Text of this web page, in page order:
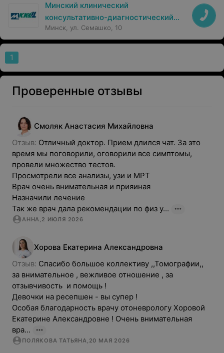
Минский клинический
консультативно-диагностический
центр
Минск, ул. Семашко, 10
1
Проверенные отзывы
Смоляк Анастасия Михайловна
Отзыв: Отличный доктор. Прием длился чат. За это
время мы поговорили, оговорили все симптомы,
провели множество тестов.
Просмотрели все анализы, узи и МРТ
Врач очень внимательная и прияиная
Назначили лечение
Так же врач дала рекомендации по физ у...
АННА, 2 ИЮЛЯ 2026
Хорова Екатерина Александровна
Отзыв: Спасибо большое коллективу ,,Томографии,,
за внимательное , вежливое отношение , за
отзывчивость  и помощь !
Девочки на ресепшен - вы супер !
Особая благодарность врачу отоневрологу Хоровой
Екатерине Александровне ! Очень внимательная
вра...
ПОЛЯКОВА ТАТЬЯНА, 20 МАЯ 2026